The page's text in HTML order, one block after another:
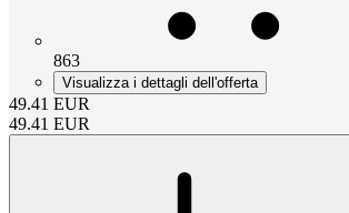
863
Visualizza i dettagli dell'offerta
49.41 EUR
49.41 EUR